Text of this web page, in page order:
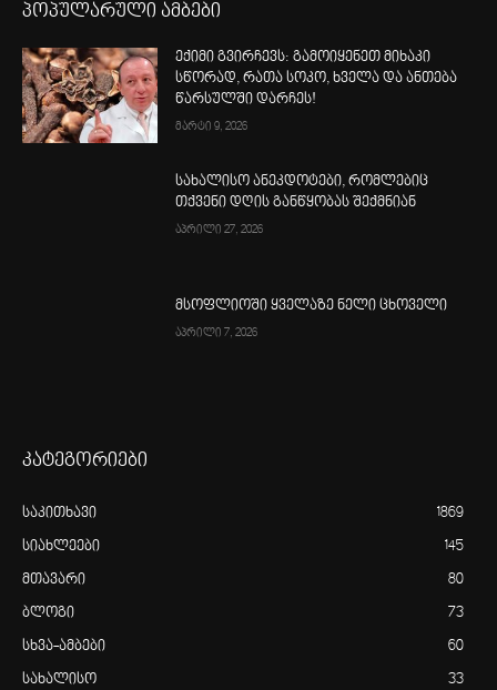
პოპულარული ამბები
ექიმი გვირჩევს: გამოიყენეთ მიხაკი
სწორად, რათა სოკო, ხველა და ანთება
წარსულში დარჩეს!
მარტი 9, 2026
სახალისო ანეკდოტები, რომლებიც
თქვენი დღის განწყობას შექმნიან
აპრილი 27, 2026
მსოფლიოში ყველაზე ნელი ცხოველი
აპრილი 7, 2026
კატეგორიები
საკითხავი 1869
სიახლეები 145
მთავარი 80
ბლოგი 73
სხვა-ამბები 60
სახალისო 33